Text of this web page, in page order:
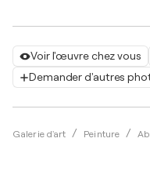
Voir l'œuvre chez vous
Demander d'autres
Galerie d'art Peinture